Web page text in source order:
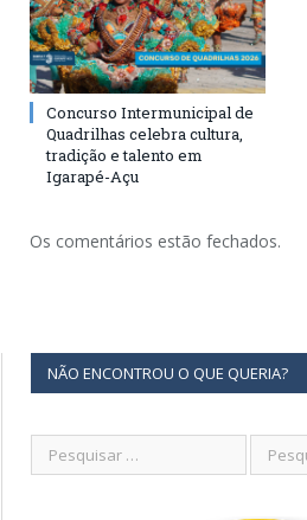
Concurso Intermunicipal de
Quadrilhas celebra cultura,
tradição e talento em
Igarapé-Açu
Os comentários estão fechados.
NÃO ENCONTROU O QUE QUERIA?